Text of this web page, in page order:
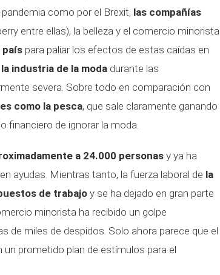
como por el Brexit, las compañías
entre ellas), la belleza y el comercio minorista
país para paliar los efectos de estas caídas en
industria de la moda durante las
severa. Sobre todo en comparación con
como la pesca, que sale claramente ganando
financiero de ignorar la moda.
a 24.000 personasy ya ha
en ayudas. Mientras tanto, la fuerza laboral de la
de trabajo y se ha dejado en gran parte
minorista ha recibido un golpe
de miles de despidos. Solo ahora parece que el
un prometido plan de estímulos para el